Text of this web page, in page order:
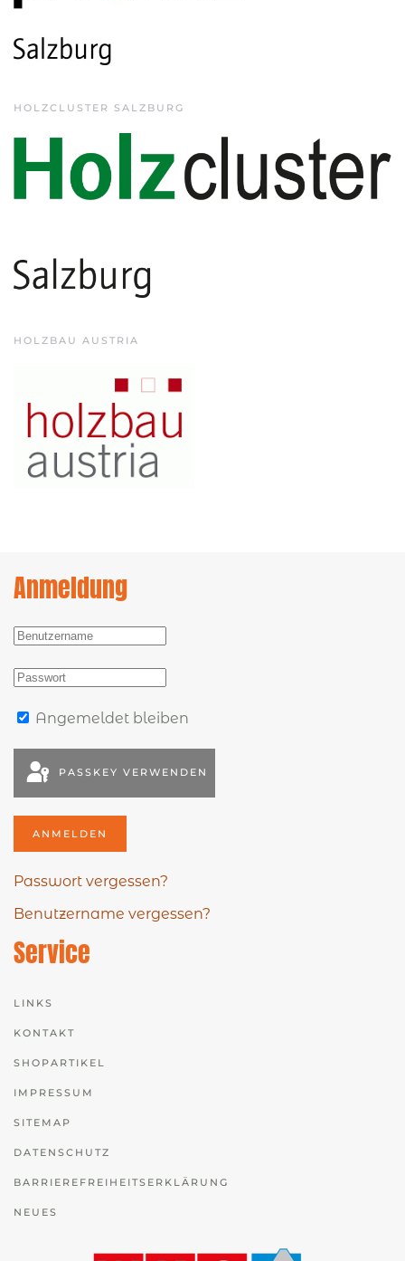
HOLZCLUSTER SALZBURG
HOLZBAU AUSTRIA
Anmeldung
Angemeldet bleiben
PASSKEY VERWENDEN
ANMELDEN
Passwort vergessen?
Benutzername vergessen?
Service
LINKS
KONTAKT
SHOPARTIKEL
IMPRESSUM
SITEMAP
DATENSCHUTZ
BARRIEREFREIHEITSERKLÄRUNG
NEUES